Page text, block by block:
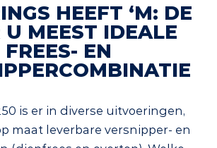
HEEFT ‘M: DE
U MEEST IDEALE
FREES- EN
is er in diverse uitvoeringen,
maat leverbare versnipper- en